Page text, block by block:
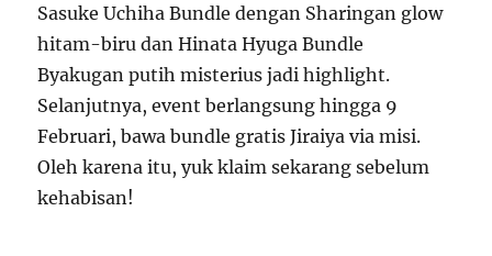
Sasuke Uchiha Bundle dengan Sharingan glow
hitam-biru dan Hinata Hyuga Bundle
Byakugan putih misterius jadi highlight.
Selanjutnya, event berlangsung hingga 9
Februari, bawa bundle gratis Jiraiya via misi.
Oleh karena itu, yuk klaim sekarang sebelum
kehabisan!